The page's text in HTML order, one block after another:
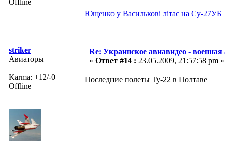
Offline
Ющенко у Василькові літає на Су-27УБ
striker
Авиаторы
Karma: +12/-0
Offline
Re: Украинское авиавидео -
« Ответ #14 : 23.05.2009, 21:57:58 pm »
Последние полеты Ту-22 в Полтаве